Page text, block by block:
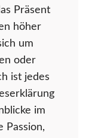
Präsent
höher
um
oder
ist jedes
im
Passion,